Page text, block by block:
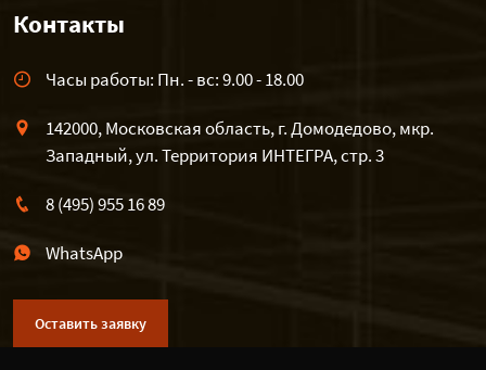
Контакты
Часы работы: Пн. - вс: 9.00 - 18.00
142000, Московская область, г. Домодедово, мкр.
Западный, ул. Территория ИНТЕГРА, стр. 3
8 (495) 955 16 89
WhatsApp
Оставить заявку